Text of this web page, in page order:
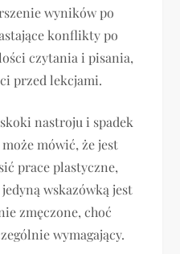
wyników po
konflikty po
czytania i pisania,
przed lekcjami.
nastroju i spadek
mówić, że jest
prace plastyczne,
wskazówką jest
zmęczone, choć
wymagający.